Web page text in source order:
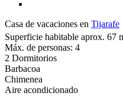
Casa de vacaciones en Tijarafe
Superficie habitable aprox. 67
Máx. de personas: 4
2 Dormitorios
Barbacoa
Chimenea
Aire acondicionado